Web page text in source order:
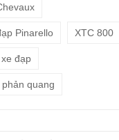
Pinarello XTC 800
đạp
quang